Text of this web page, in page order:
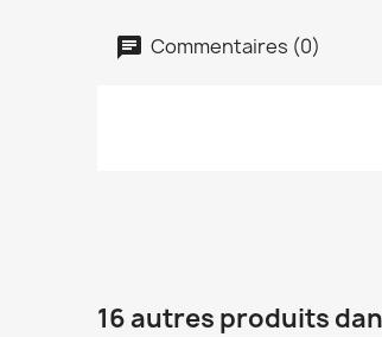
Commentaires (0)
16 autres produits